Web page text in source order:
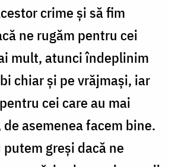
crime și să fim
ne rugăm pentru cei
mult, atunci îndeplinim
chiar și pe vrăjmași, iar
cei care au mai
asemenea facem bine.
greși dacă ne